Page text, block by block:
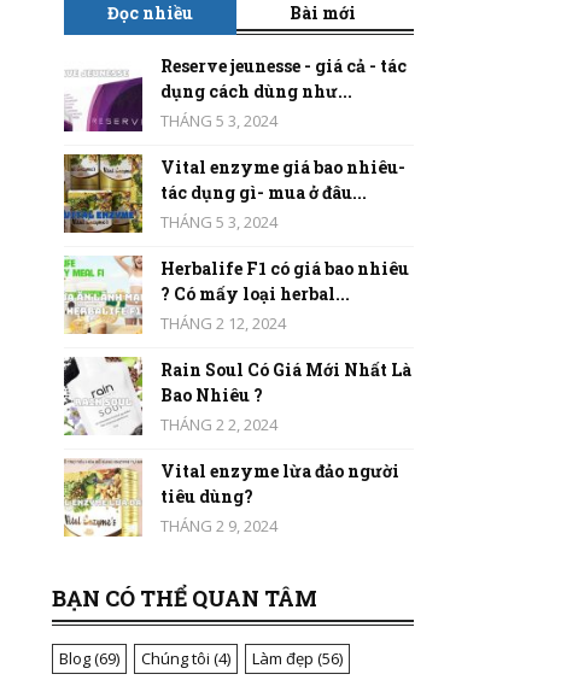
Đọc nhiều Bài mới
Reserve jeunesse - giá cả - tác
dụng cách dùng như...
THÁNG 5 3, 2024
Vital enzyme giá bao nhiêu-
tác dụng gì- mua ở đâu...
THÁNG 5 3, 2024
Herbalife F1 có giá bao nhiêu
? Có mấy loại herbal...
THÁNG 2 12, 2024
Rain Soul Có Giá Mới Nhất Là
Bao Nhiêu ?
THÁNG 2 2, 2024
Vital enzyme lừa đảo người
tiêu dùng?
THÁNG 2 9, 2024
BẠN CÓ THỂ QUAN TÂM
Blog(69) Chúng tôi (4) Làm đẹp (56)